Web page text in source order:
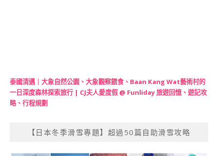
泰國清邁｜大象自然公園、大象觀察餵食、Baan Kang Wat藝術村的
一日深度森林探索旅行 | CJ夫人愛度假 @ Funliday 旅遊回憶、遊記攻
略、行程規劃
【日本冬季滑雪專題】超過50篇自助滑雪攻略